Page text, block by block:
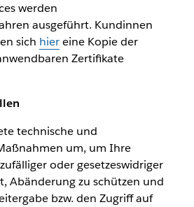
werden
ausgeführt. Kundinnen
sich hiereine Kopie der
Zertifikate
technische und
um, um Ihre
oder gesetzeswidriger
Abänderung zu schützen und
bzw. den Zugriff auf